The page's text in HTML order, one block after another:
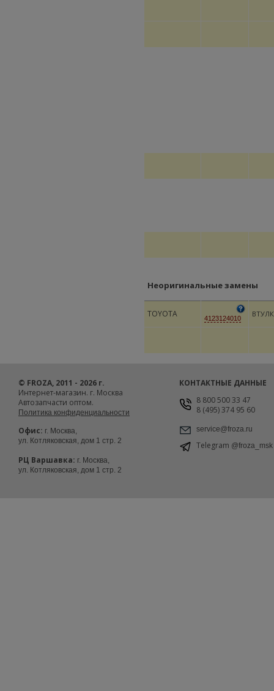
Неоригинальные замены
TOYOTA 4123124010
© FROZA, 2011 - 2026 г.
Интернет-магазин. г. Москва
Автозапчасти оптом.
Политика конфиденциальности
Офис: г. Москва,
ул. Котляковская, дом 1 стр. 2
РЦ Варшавка: г. Москва,
ул. Котляковская, дом 1 стр. 2
КОНТАКТНЫЕ ДАННЫЕ
8 800 500 33 47
8 (495) 374 95 60
service@froza.ru
Telegram @froza_msk